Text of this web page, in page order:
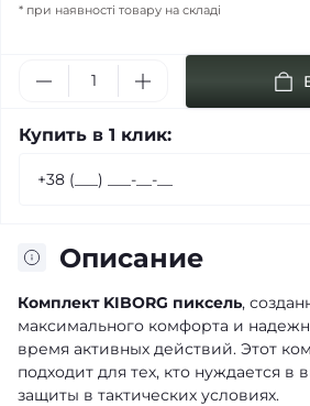
* при наявності товару на складі
Купить в 1 клик:
Описание
Комплект KIBORG пиксель,
максимального комфорта и
время активных действий. Этот
подходит для тех, кто нуждается в
защиты в тактических условиях.